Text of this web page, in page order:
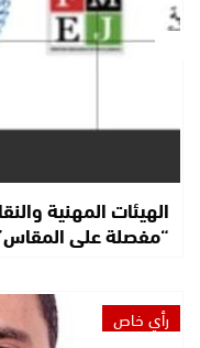
الهيئات المهنية
“مفصلة على
رأي خاص